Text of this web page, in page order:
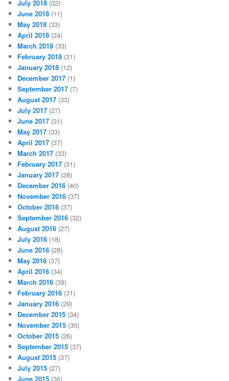
July 2018 (32)
June 2018 (11)
May 2018 (33)
April 2018 (24)
March 2018 (33)
February 2018 (31)
January 2018 (12)
December 2017 (1)
September 2017 (7)
August 2017 (33)
July 2017 (27)
June 2017 (31)
May 2017 (33)
April 2017 (37)
March 2017 (33)
February 2017 (31)
January 2017 (28)
December 2016 (40)
November 2016 (37)
October 2016 (37)
September 2016 (32)
August 2016 (27)
July 2016 (18)
June 2016 (28)
May 2016 (37)
April 2016 (34)
March 2016 (39)
February 2016 (31)
January 2016 (29)
December 2015 (34)
November 2015 (30)
October 2015 (26)
September 2015 (37)
August 2015 (37)
July 2015 (27)
June 2015 (36)